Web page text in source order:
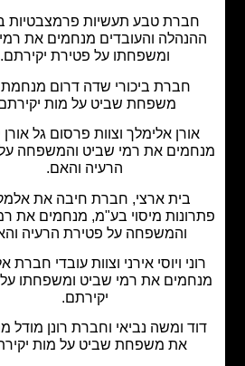
טבע תעשיות פרמצבטיות בע"מ,
והעובדים מנחמים את רמי שביט
ומשפחתו על פטירת יקירתם.
חברת ביכורי שדה דרום מנחמת את
משפחת שביט על מות יקירתם.
אורן אלימלך וצוות פרסום גל אורן BSD
את רמי שביט והמשפחה על פטירת
הרעיה והאם.
בית ארצי, חברת חיבה את אלמקייס
מיסוי בע"מ, מנחמים את רמי שביט
והמשפחה על פטירת הרעיה והאם.
ויוסי אירני וצוות עובדי חברת אל שרד
את רמי שביט ומשפחתו על פטירת
ומשה נביאי וחברת רונן מודל מנחמים
את משפחת שביט על מות יקירתם.